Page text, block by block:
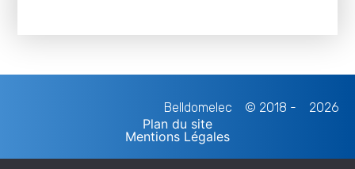
Belldomelec © 2018 - 2026
Plan du site
Mentions Légales